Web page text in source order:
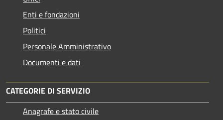
Enti e fondazioni
Politici
Personale Amministrativo
Documenti e dati
CATEGORIE DI SERVIZIO
Anagrafe e stato civile